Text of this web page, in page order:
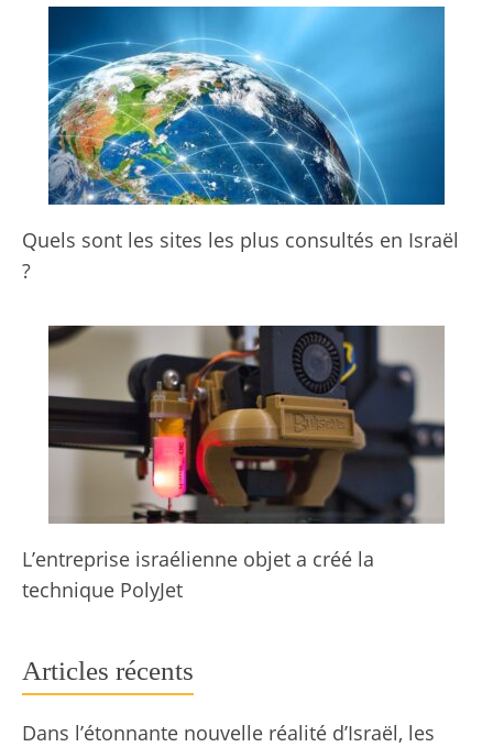
Quels sont les sites les plus consultés en Israël
?
L’entreprise israélienne objet a créé la
technique PolyJet
Articles récents
Dans l’étonnante nouvelle réalité d’Israël, les